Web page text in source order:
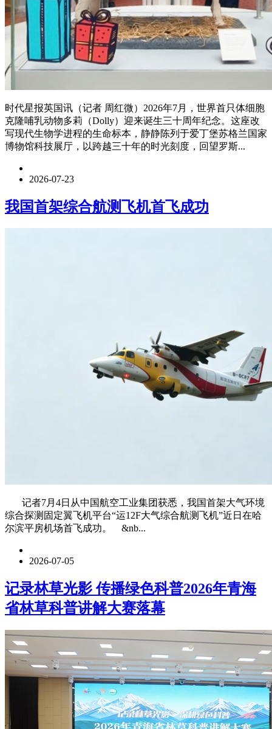
时代星报英国讯（记者 周红微）2026年7月，世界首只体细胞
克隆哺乳动物多莉（Dolly）迎来诞生三十周年纪念。这座改
写现代生物学进程的生命标本，静静陈列于爱丁堡苏格兰国家
博物馆科技展厅，以跨越三十年的时光刻度，回望罗斯...
2026-07-23
我国首架综合航测飞机首飞成功
记者7月4日从中国航空工业集团获悉，我国首架大气环境
综合探测固定翼飞机平台“运12F大气综合航测飞机”近日在哈
尔滨平房机场首飞成功。 &nb...
2026-07-05
记录林草光影 传播绿色科普2026年青海
省林草科普讲解大赛落幕